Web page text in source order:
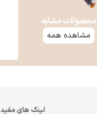
محصولات مشابه
مشاهده همه
لینک های مفید